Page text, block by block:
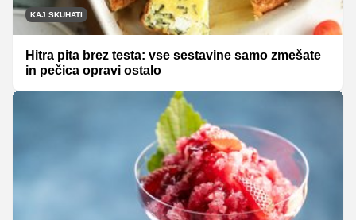
KAJ SKUHATI
Hitra pita brez testa: vse sestavine samo zmešate
in pečica opravi ostalo